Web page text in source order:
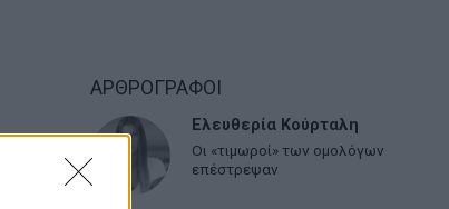
ΑΡΘΡΟΓΡΑΦΟΙ
Ελευθερία Κούρταλη
Οι «τιμωροί» των ομολόγων
επέστρεψαν